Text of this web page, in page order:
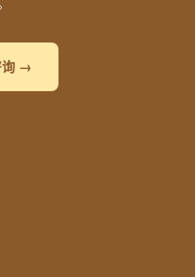
询 →